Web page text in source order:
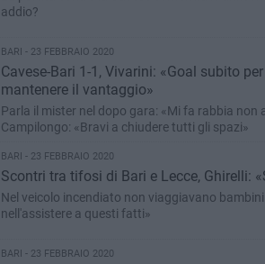
addio?
BARI - 23 FEBBRAIO 2020
Cavese-Bari 1-1, Vivarini: «Goal subito
mantenere il vantaggio»
Parla il mister nel dopo gara: «Mi fa rabbia non
Campilongo: «Bravi a chiudere tutti gli spazi»
BARI - 23 FEBBRAIO 2020
Scontri tra tifosi di Bari e Lecce, Ghirelli:
Nel veicolo incendiato non viaggiavano
nell'assistere a questi fatti»
BARI - 23 FEBBRAIO 2020